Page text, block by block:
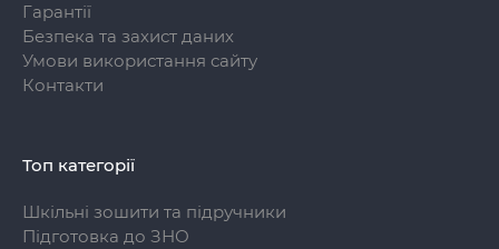
Гарантії
Безпека та захист даних
Умови використання сайту
Контакти
Топ категорії
Шкільні зошити та підручники
Підготовка до ЗНО